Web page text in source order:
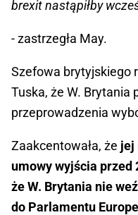
brexit nastąpiłby
- zastrzegła May.
Szefowa brytyjskiego
Tuska, że W. Brytania
przeprowadzenia
Zaakcentowała, że jej
umowy wyjścia przed
że W. Brytania nie
do Parlamentu